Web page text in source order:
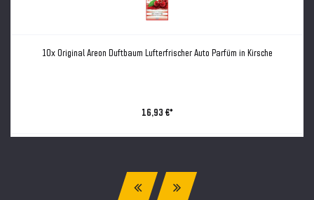
10x Original Areon Duftbaum Lufterfrischer Auto Parfüm in Kirsche
16,93 €*